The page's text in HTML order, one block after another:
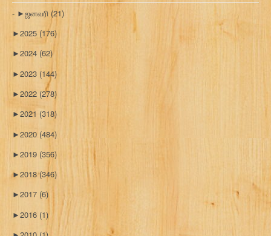
►ஜனவரி (21)
►2025 (176)
►2024 (62)
►2023 (144)
►2022 (278)
►2021 (318)
►2020 (484)
►2019 (356)
►2018(346)
►2017 (6)
►2016 (1)